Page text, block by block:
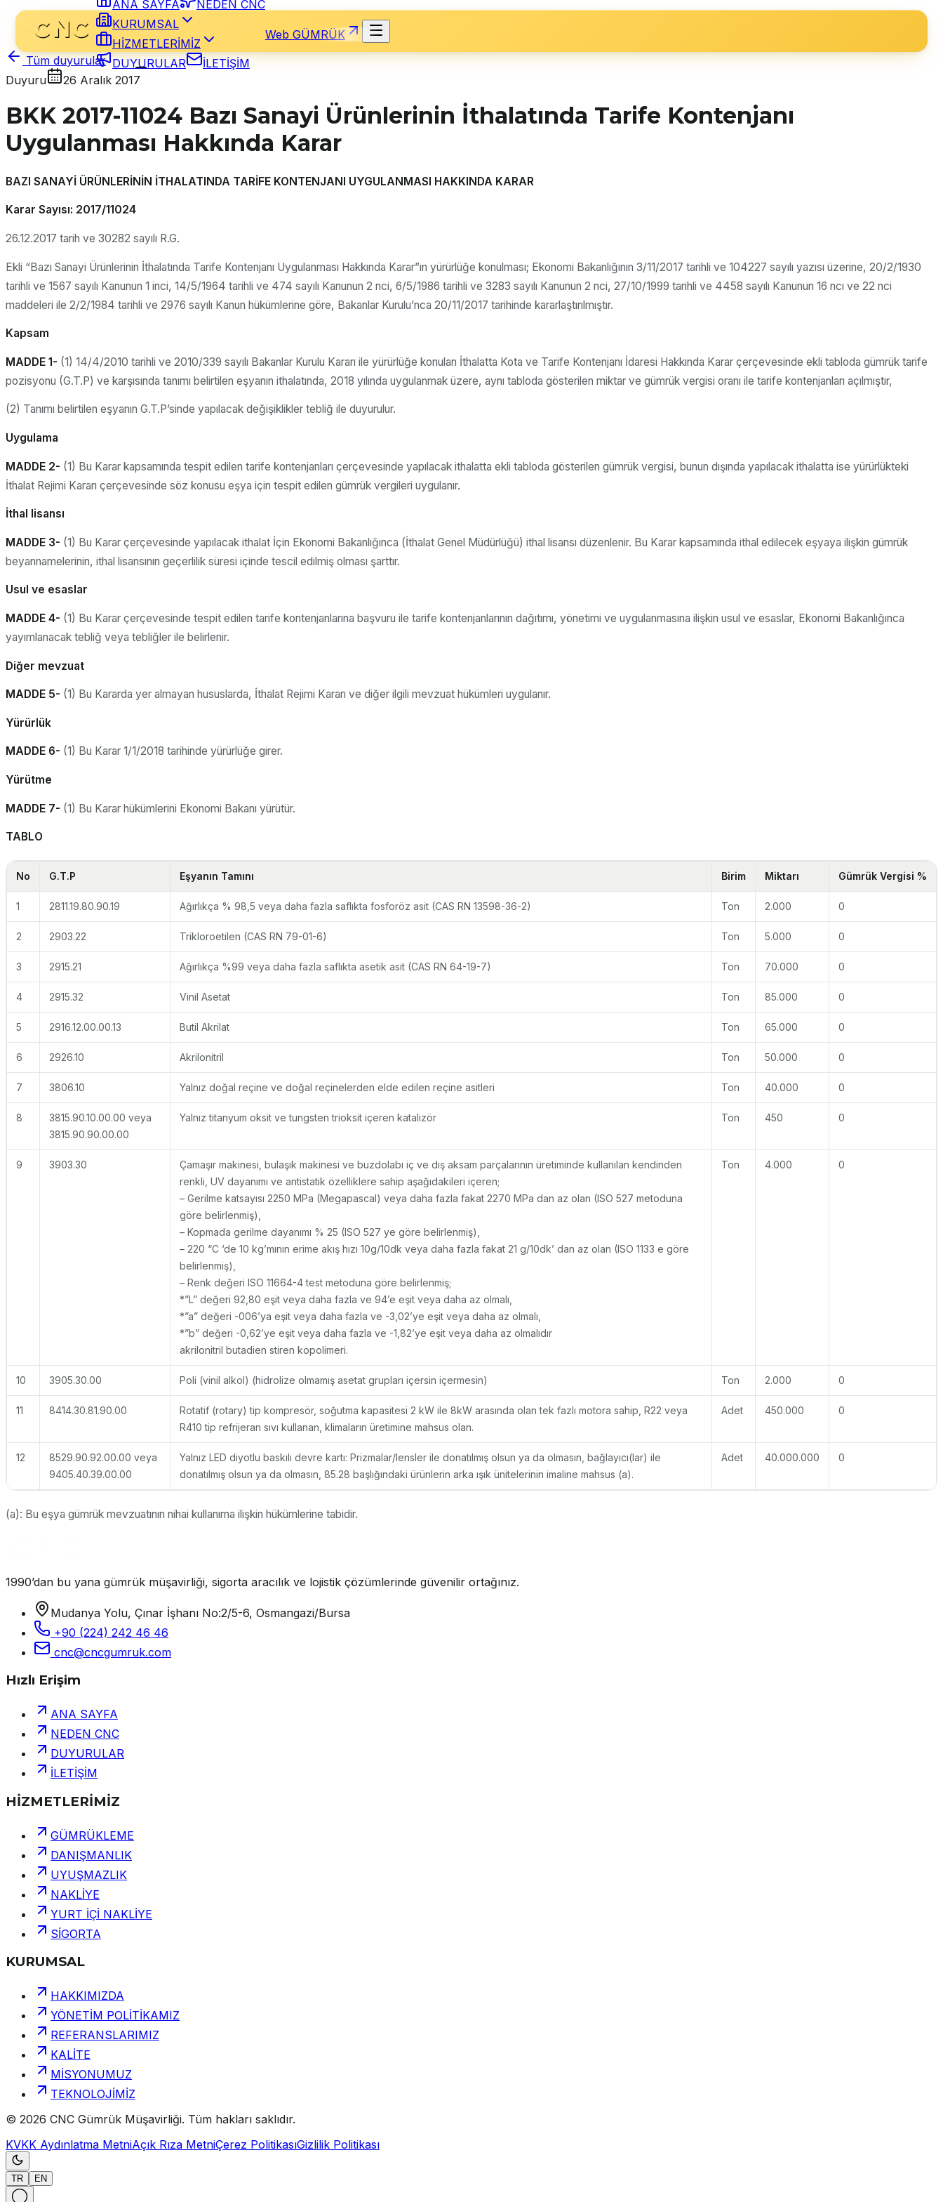
ANA SAYFA
NEDEN CNC
KURUMSAL
HİZMETLERİMİZ
DUYURULAR
İLETİŞİM
Web GÜMRÜK
Tüm duyurular
Duyuru
26 Aralık 2017
BKK 2017-11024 Bazı Sanayi Ürünlerinin İthalatında Tarife Kontenjanı
Uygulanması Hakkında Karar
BAZI SANAYİ ÜRÜNLERİNİN İTHALATINDA TARİFE KONTENJANI UYGULANMASI HAKKINDA KARAR
Karar Sayısı: 2017/11024
26.12.2017 tarih ve 30282 sayılı R.G.
Ekli “Bazı Sanayi Ürünlerinin İthalatında Tarife Kontenjanı Uygulanması Hakkında Karar”ın yürürlüğe konulması; Ekonomi Bakanlığının 3/11/2017 tarihli ve 104227 sayılı yazısı üzerine, 20/2/1930
tarihli ve 1567 sayılı Kanunun 1 inci, 14/5/1964 tarihli ve 474 sayılı Kanunun 2 nci, 6/5/1986 tarihli ve 3283 sayılı Kanunun 2 nci, 27/10/1999 tarihli ve 4458 sayılı Kanunun 16 ncı ve 22 nci
maddeleri ile 2/2/1984 tarihli ve 2976 sayılı Kanun hükümlerine göre, Bakanlar Kurulu’nca 20/11/2017 tarihinde kararlaştırılmıştır.
Kapsam
MADDE 1- (1) 14/4/2010 tarihli ve 2010/339 sayılı Bakanlar Kurulu Kararı ile yürürlüğe konulan İthalatta Kota ve Tarife Kontenjanı İdaresi Hakkında Karar çerçevesinde ekli tabloda gümrük tarife
pozisyonu (G.T.P) ve karşısında tanımı belirtilen eşyanın ithalatında, 2018 yılında uygulanmak üzere, aynı tabloda gösterilen miktar ve gümrük vergisi oranı ile tarife kontenjanları açılmıştır,
(2) Tanımı belirtilen eşyanın G.T.P’sinde yapılacak değişiklikler tebliğ ile duyurulur.
Uygulama
MADDE 2- (1) Bu Karar kapsamında tespit edilen tarife kontenjanları çerçevesinde yapılacak ithalatta ekli tabloda gösterilen gümrük vergisi, bunun dışında yapılacak ithalatta ise yürürlükteki
İthalat Rejimi Kararı çerçevesinde söz konusu eşya için tespit edilen gümrük vergileri uygulanır.
İthal lisansı
MADDE 3- (1) Bu Karar çerçevesinde yapılacak ithalat İçin Ekonomi Bakanlığınca (İthalat Genel Müdürlüğü) ithal lisansı düzenlenir. Bu Karar kapsamında ithal edilecek eşyaya ilişkin gümrük
beyannamelerinin, ithal lisansının geçerlilik süresi içinde tescil edilmiş olması şarttır.
Usul ve esaslar
MADDE 4- (1) Bu Karar çerçevesinde tespit edilen tarife kontenjanlarına başvuru ile tarife kontenjanlarının dağıtımı, yönetimi ve uygulanmasına ilişkin usul ve esaslar, Ekonomi Bakanlığınca
yayımlanacak tebliğ veya tebliğler ile belirlenir.
Diğer mevzuat
MADDE 5- (1) Bu Kararda yer almayan hususlarda, İthalat Rejimi Kararı ve diğer ilgili mevzuat hükümleri uygulanır.
Yürürlük
MADDE 6- (1) Bu Karar 1/1/2018 tarihinde yürürlüğe girer.
Yürütme
MADDE 7- (1) Bu Karar hükümlerini Ekonomi Bakanı yürütür.
TABLO
No G.T.P Eşyanın Tamını Birim Miktarı Gümrük Vergisi %
1 2811.19.80.90.19 Ağırlıkça % 98,5 veya daha fazla saflıkta fosforöz asit (CAS RN 13598-36-2) Ton 2.000 0
2 2903.22 Trikloroetilen (CAS RN 79-01-6) Ton 5.000 0
3 2915.21 Ağırlıkça %99 veya daha fazla saflıkta asetik asit (CAS RN 64-19-7) Ton 70.000 0
4 2915.32 Vinil Asetat Ton 85.000 0
5 2916.12.00.00.13 Butil Akrilat Ton 65.000 0
6 2926.10 Akrilonitril Ton 50.000 0
7 3806.10 Yalnız doğal reçine ve doğal reçinelerden elde edilen reçine asitleri Ton 40.000 0
8
3815.90.10.00.00 veya
3815.90.90.00.00
Yalnız titanyum oksit ve tungsten trioksit içeren katalizör Ton 450 0
9 3903.30
Çamaşır makinesi, bulaşık makinesi ve buzdolabı iç ve dış aksam parçalarının üretiminde kullanılan kendinden
renkli, UV dayanımı ve antistatik özelliklere sahip aşağıdakileri içeren;
– Gerilme katsayısı 2250 MPa (Megapascal) veya daha fazla fakat 2270 MPa dan az olan (ISO 527 metoduna
göre belirlenmiş),
– Kopmada gerilme dayanımı % 25 (ISO 527 ye göre belirlenmiş),
– 220 “C ‘de 10 kg’mının erime akış hızı 10g/10dk veya daha fazla fakat 21 g/10dk’ dan az olan (ISO 1133 e göre
belirlenmiş),
– Renk değeri ISO 11664-4 test metoduna göre belirlenmiş;
*”L” değeri 92,80 eşit veya daha fazla ve 94’e eşit veya daha az olmalı,
*”a” değeri -006’ya eşit veya daha fazla ve -3,02’ye eşit veya daha az olmalı,
*”b” değeri -0,62’ye eşit veya daha fazla ve -1,82’ye eşit veya daha az olmalıdır
akrilonitril butadien stiren kopolimeri.
Ton 4.000 0
10 3905.30.00 Poli (vinil alkol) (hidrolize olmamış asetat grupları içersin içermesin) Ton 2.000 0
11 8414.30.81.90.00
Rotatif (rotary) tip kompresör, soğutma kapasitesi 2 kW ile 8kW arasında olan tek fazlı motora sahip, R22 veya
R410 tip refrijeran sıvı kullanan, klimaların üretimine mahsus olan.
Adet 450.000 0
12
8529.90.92.00.00 veya
9405.40.39.00.00
Yalnız LED diyotlu baskılı devre kartı: Prizmalar/lensler ile donatılmış olsun ya da olmasın, bağlayıcı(lar) ile
donatılmış olsun ya da olmasın, 85.28 başlığındaki ürünlerin arka ışık ünitelerinin imaline mahsus (a).
Adet 40.000.000 0
(a): Bu eşya gümrük mevzuatının nihai kullanıma ilişkin hükümlerine tabidir.
1990’dan bu yana gümrük müşavirliği, sigorta aracılık ve lojistik çözümlerinde güvenilir ortağınız.
Mudanya Yolu, Çınar İşhanı No:2/5-6, Osmangazi/Bursa
+90 (224) 242 46 46
cnc@cncgumruk.com
Hızlı Erişim
ANA SAYFA
NEDEN CNC
DUYURULAR
İLETİŞİM
HİZMETLERİMİZ
GÜMRÜKLEME
DANIŞMANLIK
UYUŞMAZLIK
NAKLİYE
YURT İÇİ NAKLİYE
SİGORTA
KURUMSAL
HAKKIMIZDA
YÖNETİM POLİTİKAMIZ
REFERANSLARIMIZ
KALİTE
MİSYONUMUZ
TEKNOLOJİMİZ
© 2026 CNC Gümrük Müşavirliği. Tüm hakları saklıdır.
KVKK Aydınlatma MetniAçık Rıza MetniÇerez PolitikasıGizlilik Politikası
TR EN